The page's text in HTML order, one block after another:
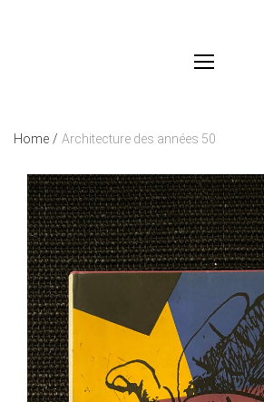
Home / Architecture des années 50